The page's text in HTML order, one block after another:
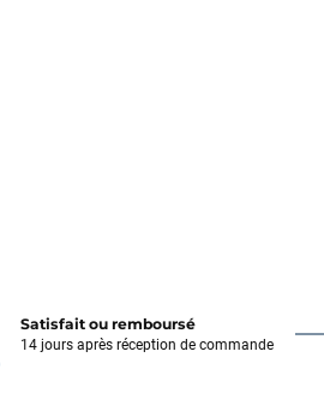
Satisfait ou remboursé
14 jours après réception de commande